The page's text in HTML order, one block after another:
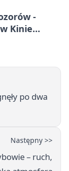
-
Kinie
po dwa
Następny >>
– ruch,